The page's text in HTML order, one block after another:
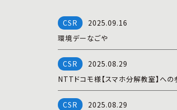
2025.09.16
環境デーなごや
2025.08.29
NTTドコモ様【スマホ分解教室】へ
2025.08.29